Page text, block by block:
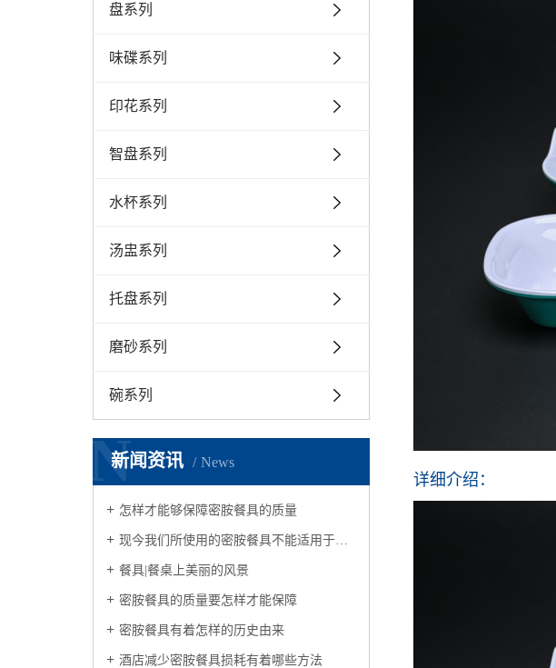
盘系列
味碟系列
印花系列
智盘系列
水杯系列
汤盅系列
托盘系列
磨砂系列
碗系列
新闻资讯 News
N
怎样才能够保障密胺餐具的质量
现今我们所使用的密胺餐具不能适用于微波炉
餐具|餐桌上美丽的风景
密胺餐具的质量要怎样才能保障
密胺餐具有着怎样的历史由来
酒店减少密胺餐具损耗有着哪些方法
详细介绍：